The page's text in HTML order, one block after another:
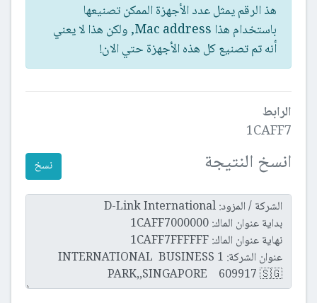
هذ الرقم يمثل عدد الأجهزة الممكن تصنيعها
باستخدام هذا Mac address, ولكن هذا لا يعني
أنه تم تصنيع كل هذه الأجهزة حتي الان!
الرابط
1CAFF7
انسخ النتيجة نسخ